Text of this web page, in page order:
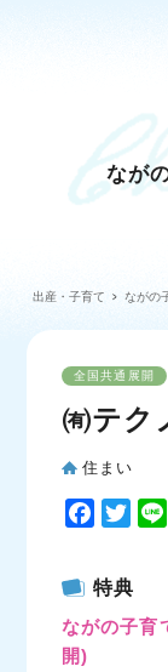
なが
出産・子育て ながの
全国共通展開
㈲テク
住まい
F
e
b
T
t
t
特典
ながの子育
開)